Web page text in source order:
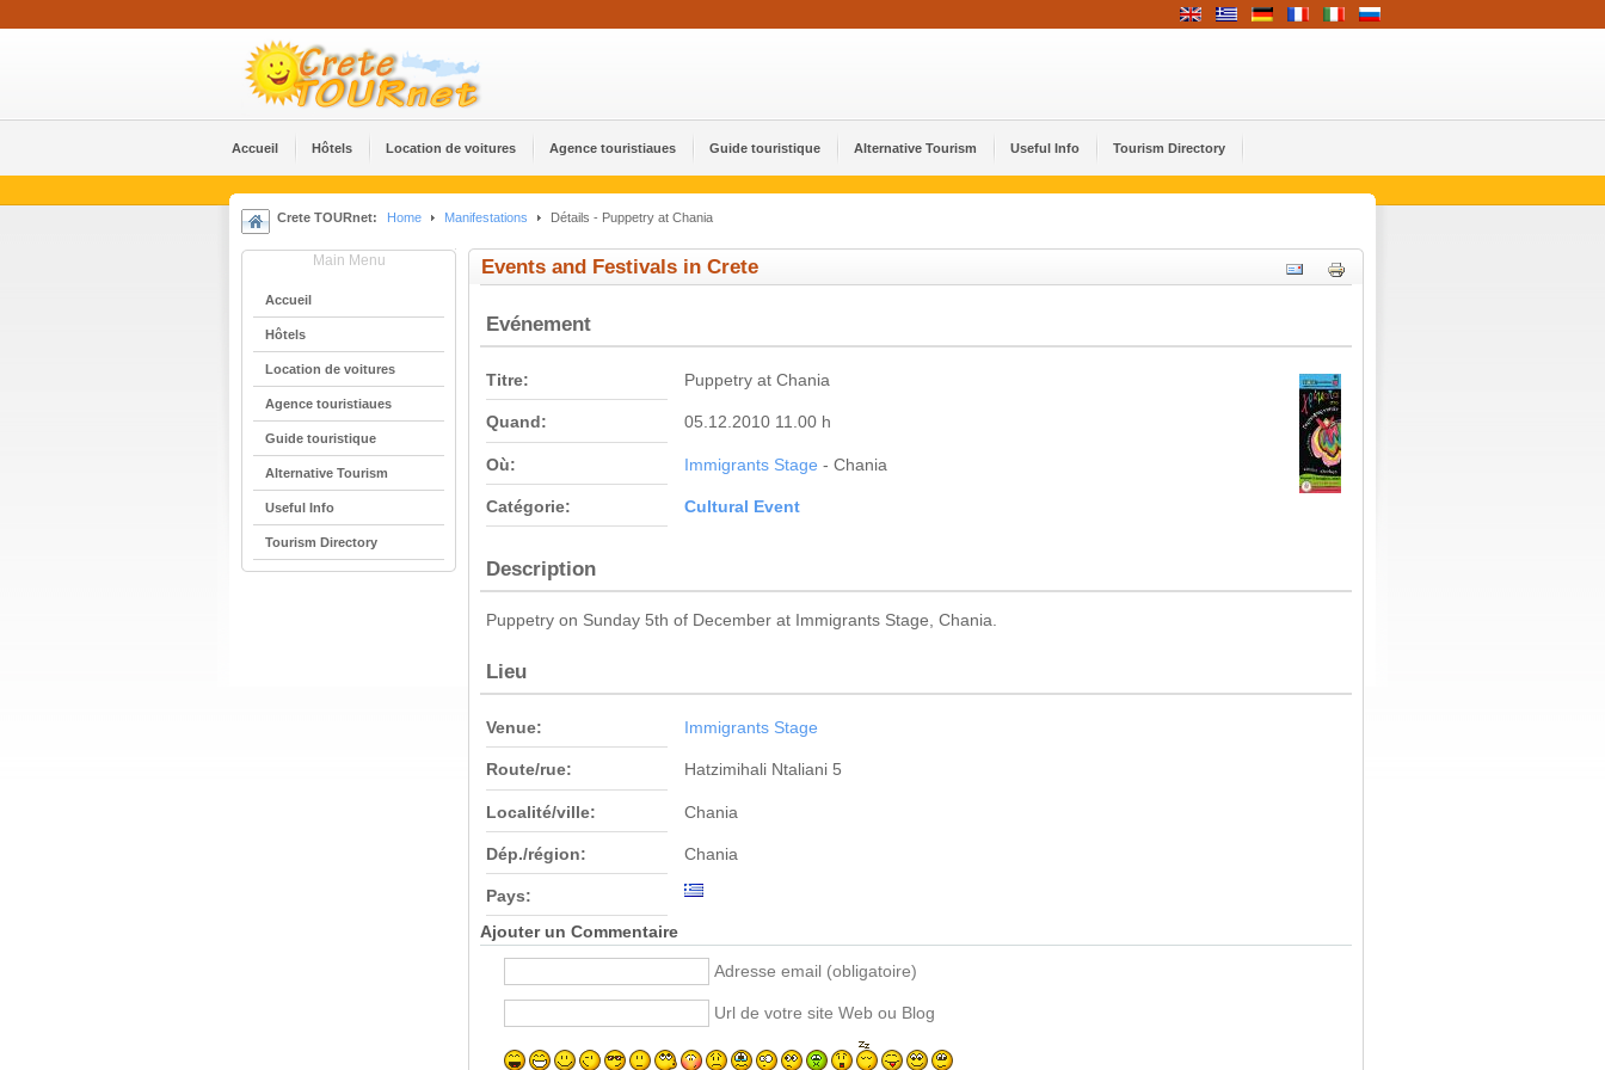
Accueil Hôtels Location de voitures Agence touristiaues Guide touristique Alternative Tourism Useful Info Tourism Directory
Crete TOURnet: Home Manifestations Détails - Puppetry at Chania
Main Menu
Accueil
Hôtels
Location de voitures
Agence touristiaues
Guide touristique
Alternative Tourism
Useful Info
Tourism Directory
Events and Festivals in Crete
Evénement
Titre: Puppetry at Chania
Quand: 05.12.2010 11.00 h
Où: Immigrants Stage - Chania
Catégorie: Cultural Event
Description
Puppetry on Sunday 5th of December at Immigrants Stage, Chania.
Lieu
Venue: Immigrants Stage
Route/rue: Hatzimihali Ntaliani 5
Localité/ville: Chania
Dép./région: Chania
Pays:
Ajouter un Commentaire
Adresse email (obligatoire)
Url de votre site Web ou Blog